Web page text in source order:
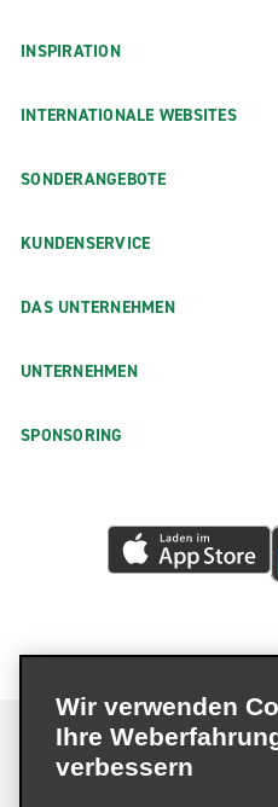
INSPIRATION
INTERNATIONALE WEBSITES
SONDERANGEBOTE
KUNDENSERVICE
DAS UNTERNEHMEN
UNTERNEHMEN
SPONSORING
Wir verwenden
Ihre
verbessern